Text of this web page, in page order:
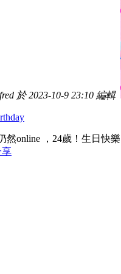
於 2023-10-9 23:10 編輯
然online ，24歲！生日快
享